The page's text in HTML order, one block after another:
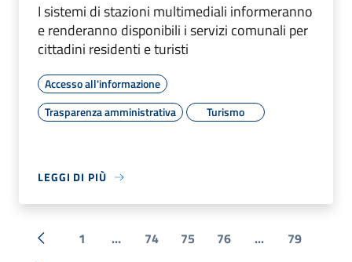
I sistemi di stazioni multimediali informeranno
e renderanno disponibili i servizi comunali per
cittadini residenti e turisti
Accesso all'informazione
Trasparenza amministrativa
Turismo
LEGGI DI PIÙ
« Precedente
1 ... 74 75 76 ... 79